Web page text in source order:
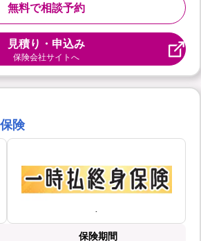
無料で相談予約
見積り・申込み
保険会社サイトへ
険
保険期間